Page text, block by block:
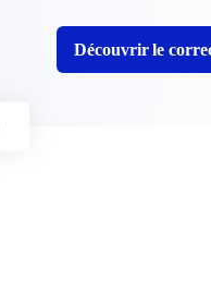
Découvrir le